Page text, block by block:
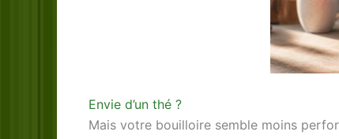
Envie d’un thé ?
Mais votre bouilloire semble moins